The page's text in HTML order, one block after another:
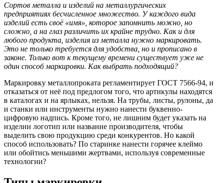
Сортов металла и изделий на металлургических
предприятиях бесчисленное множество. У каждого вида
изделий есть своё «имя», которое запомнить можно, но
сложно, а на глаз различить их крайне трудно. Как и для
любого продукта, изделия из металла нужно маркировать.
Это не только требуется для удобства, но и прописано в
законе. Только вот к текущему времени существует уже не
один способ маркировки. Как выбрать подходящий?
Маркировку металлопроката регламентирует ГОСТ 7566-94, и
отказаться от неё под предлогом того, что артикулы находятся
в каталогах и на ярлыках, нельзя. На трубы, листы, рулоны, да
и станки или инструменты нужно нанести буквенно-
цифровую надпись. Кроме того, не лишним будет указать на
изделии логотип или название производителя, чтобы
выделить свою продукцию среди конкурентов. Но какой
способ использовать? По старинке нанести горячее клеймо
или обойтись меньшими жертвами, используя современные
технологии?